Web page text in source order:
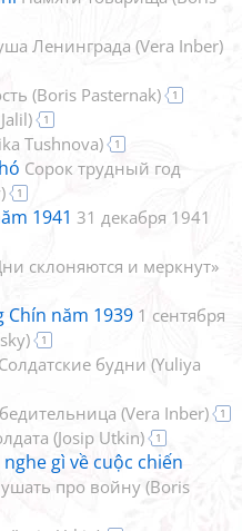
Ленинграда (Vera Inber)
(Boris Pasternak) 1
) 1
Tushnova) 1
Сорок трудный год
) 1
1941 31 декабря 1941
склоняются и меркнут»
Chín năm 1939 1 сентября
) 1
Солдатские будни (Yuliya
(Vera Inber) 1
(Josip Utkin) 1
gì về cuộc chiến
про войну (Boris